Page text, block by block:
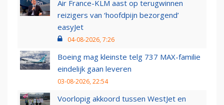
Air France-KLM aast op terugwinnen
reizigers van ‘hoofdpijn bezorgend’
easyJet
04-08-2026, 7:26
Boeing mag kleinste telg 737 MAX-familie
eindelijk gaan leveren
03-08-2026, 22:54
Voorlopig akkoord tussen WestJet en